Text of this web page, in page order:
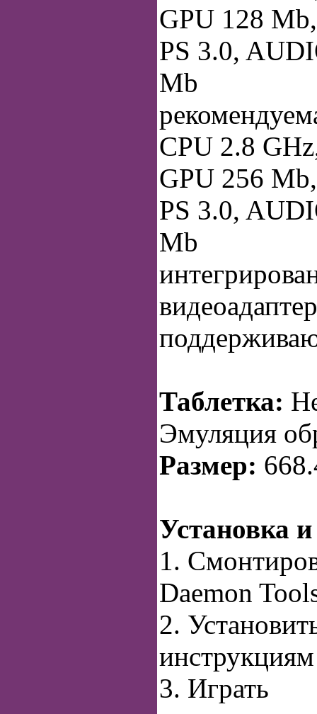
GPU 128
PS 3.0,
Мb
CPU 2.8
GPU 256
PS 3.0,
Мb
Таблетка:
Эмуляция
Размер:
Установка
1.
Daemon
2.
3. Играть